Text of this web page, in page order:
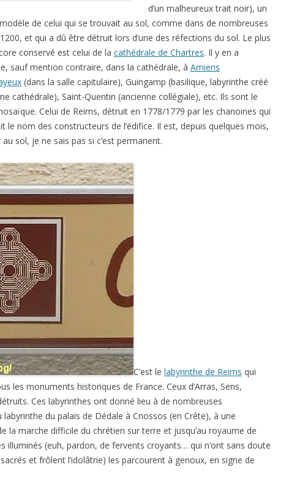
d’un malheureux trait noir), un
de celui qui se trouvait au sol, comme dans de nombreuses
et qui a dû être détruit lors d’une des réfections du sol. Le plus
conservé est celui de la cathédrale de Chartres. Il y en a
sauf mention contraire, dans la cathédrale, à Amiens
(dans la salle capitulaire), Guingamp (basilique, labyrinthe créé
cathédrale), Saint-Quentin (ancienne collégiale), etc. Ils sont le
Celui de Reims, détruit en 1778/1779 par les chanoines qui
le nom des constructeurs de l’édifice. Il est, depuis quelques mois,
sol, je ne sais pas si c’est permanent.
C’est le labyrinthe de Reims qui
les monuments historiques de France. Ceux d’Arras, Sens,
Ces labyrinthes ont donné lieu à de nombreuses
du palais de Dédale à Cnossos (en Crête), à une
la marche difficile du chrétien sur terre et jusqu’au royaume de
illuminés (euh, pardon, de fervents croyants… qui n’ont sans doute
et frôlent l’idolâtrie) les parcourent à genoux, en signe de